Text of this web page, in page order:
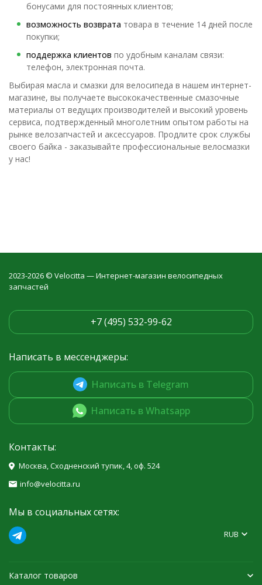
бонусами для постоянных клиентов;
возможность возврата товара в течение 14 дней после
покупки;
поддержка клиентов по удобным каналам связи:
телефон, электронная почта.
Выбирая масла и смазки для велосипеда в нашем интернет-
магазине, вы получаете высококачественные смазочные
материалы от ведущих производителей и высокий уровень
сервиса, подтвержденный многолетним опытом работы на
рынке велозапчастей и аксессуаров. Продлите срок службы
своего байка - заказывайте профессиональные велосмазки
у нас!
2023-2026 © Velocitta — Интернет-магазин велосипедных
запчастей
+7 (495) 532-99-62
Написать в мессенджеры:
Написать в Telegram
Написать в Whatsapp
Контакты:
Москва, Сходненский тупик, 4, оф. 524
info@velocitta.ru
Мы в социальных сетях:
RUB
Каталог товаров